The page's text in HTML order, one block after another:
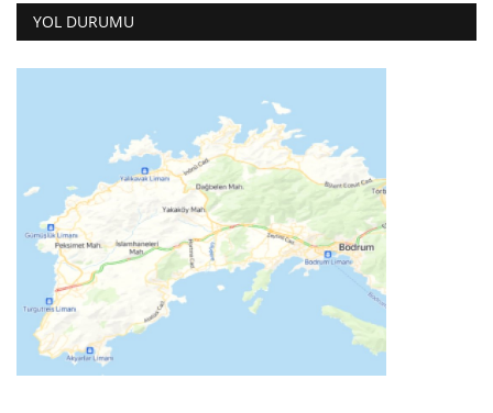
YOL DURUMU